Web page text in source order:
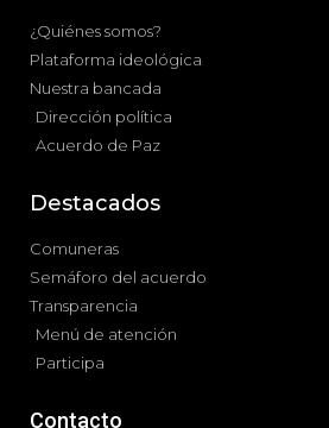
¿Quiénes somos?
Plataforma ideológica
Nuestra bancada
Dirección política
Acuerdo de Paz
Destacados
Comuneras
Semáforo del acuerdo
Transparencia
Menú de atención
Participa
Contacto